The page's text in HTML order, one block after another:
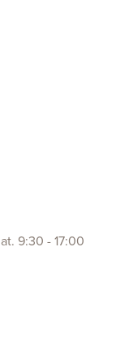
9:30 - 17:00